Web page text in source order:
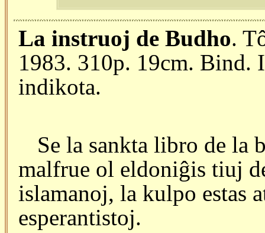
La instruoj de Budho.
1983. 310p. 19cm. Bind.
indikota.
Se la sankta libro de la
malfrue ol eldoniĝis tiuj
islamanoj, la kulpo estas
esperantistoj.